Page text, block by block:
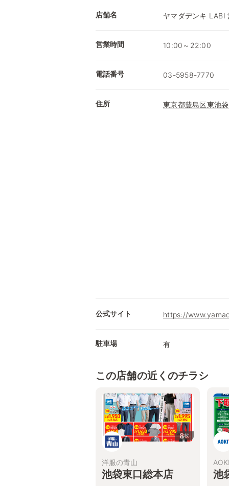
店舗名 ヤマダデンキ LABI
営業時間 10:00～22:00
電話番号 03-5958-7770
住所 東京都豊島区東池
公式サイト https://
駐車場 有
この店舗の近くのチラシ
8枚
洋服の青山
池袋東口総本店 池